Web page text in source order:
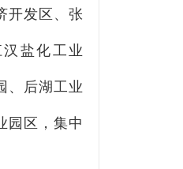
开发区、张
盐化工业
、后湖工业
园区，集中